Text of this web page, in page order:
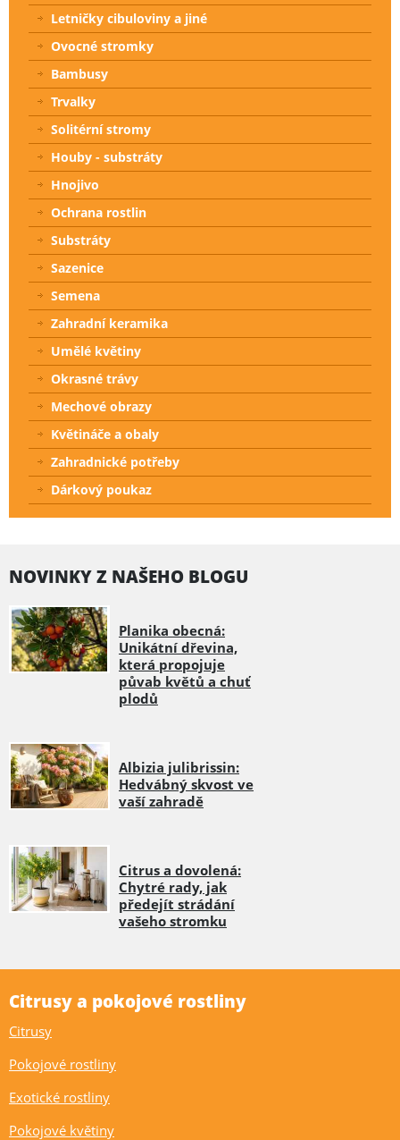
Letničky cibuloviny a jiné
Ovocné stromky
Bambusy
Trvalky
Solitérní stromy
Houby - substráty
Hnojivo
Ochrana rostlin
Substráty
Sazenice
Semena
Zahradní keramika
Umělé květiny
Okrasné trávy
Mechové obrazy
Květináče a obaly
Zahradnické potřeby
Dárkový poukaz
NOVINKY Z NAŠEHO BLOGU
Planika obecná:
Unikátní dřevina,
která propojuje
půvab květů a chuť
plodů
Albizia julibrissin:
Hedvábný skvost ve
vaší zahradě
Citrus a dovolená:
Chytré rady, jak
předejít strádání
vašeho stromku
Citrusy a pokojové rostliny
Citrusy
Pokojové rostliny
Exotické rostliny
Pokojové květiny